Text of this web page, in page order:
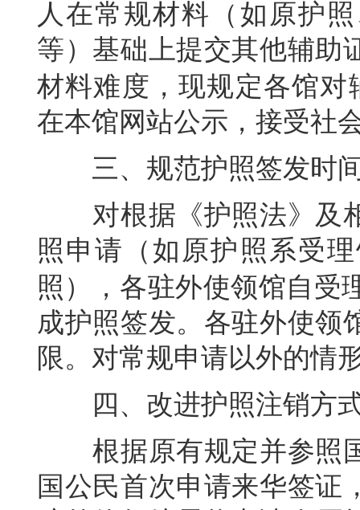
人在常规材料（如原护
等）基础上提交其他辅助
材料难度，现规定各馆
在本馆网站公示，接受社
三、规范护照签发时
对根据《护照法》及相
照申请（如原护照系受
照），各驻外使领馆自受
成护照签发。各驻外使领
限。对常规申请以外的情
四、改进护照注销方
根据原有规定并参照国
国公民首次申请来华签证